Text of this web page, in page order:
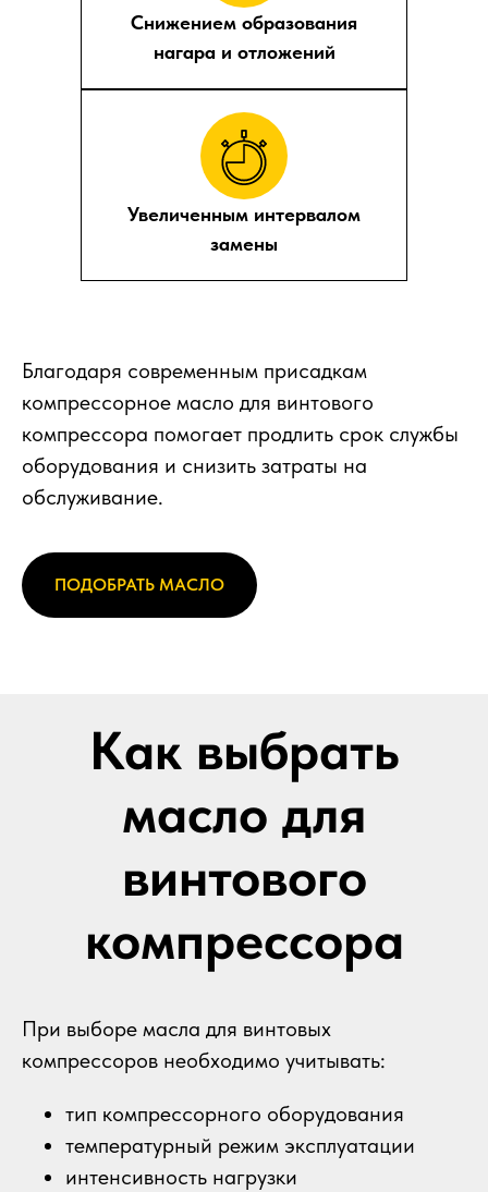
Снижением образования
нагара и отложений
Увеличенным интервалом
замены
Благодаря современным присадкам
компрессорное масло для винтового
компрессора помогает продлить срок службы
оборудования и снизить затраты на
обслуживание.
ПОДОБРАТЬ МАСЛО
При выборе масла для винтовых
компрессоров необходимо учитывать:
тип компрессорного оборудования
температурный режим эксплуатации
интенсивность нагрузки